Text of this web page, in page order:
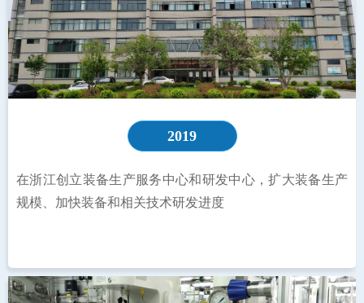
2019
在浙江创立装备生产服务中心和研发中心，扩大装备生产
规模、加快装备和相关技术研发进度